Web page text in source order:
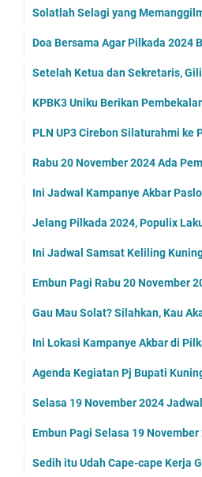
Solatlah Selagi yang
Doa Bersama Agar Pilkada 2024
Setelah Ketua dan Sekretaris,
KPBK3 Uniku Berikan
PLN UP3 Cirebon Silaturahmi ke
Rabu 20 November 2024 Ada
Ini Jadwal Kampanye Akbar
Jelang Pilkada 2024, Populix
Ini Jadwal Samsat Keliling
Embun Pagi Rabu 20 November
Gau Mau Solat? Silahkan, Kau
Ini Lokasi Kampanye Akbar di
Agenda Kegiatan Pj Bupati
Selasa 19 November 2024
Embun Pagi Selasa 19
Sedih itu Udah Cape-cape Kerja